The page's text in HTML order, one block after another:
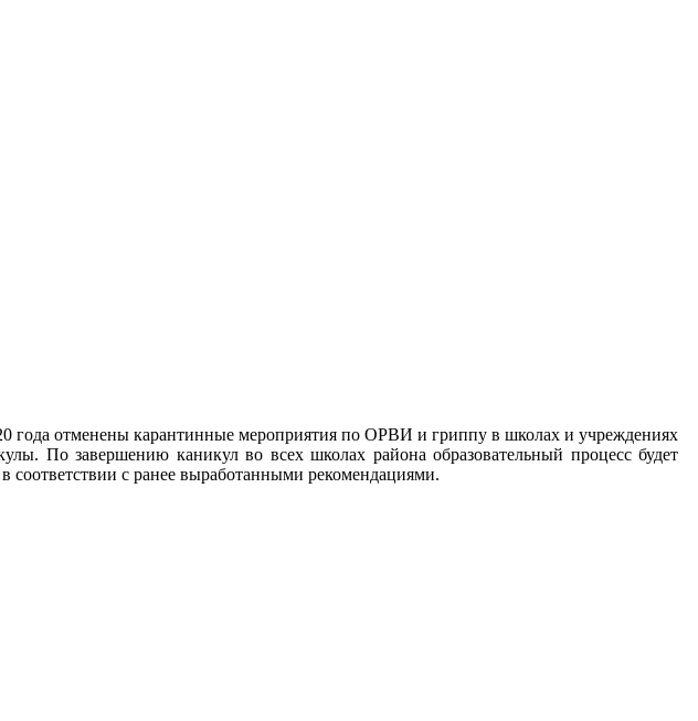
года отменены карантинные мероприятия по ОРВИ и гриппу в школах и учреждениях
По завершению каникул во всех школах района образовательный процесс будет
соответствии с ранее выработанными рекомендациями.